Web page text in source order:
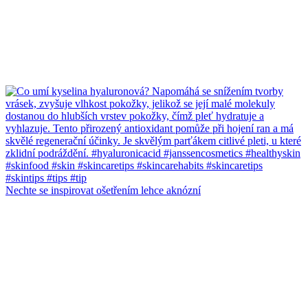
Nechte se inspirovat ošetřením lehce aknózní